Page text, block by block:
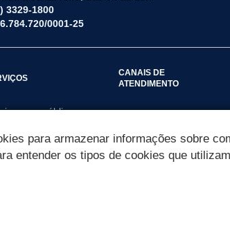
3329-1800
0001-25
por público
CANAIS DE
ATENDIMENTO
para armazenar informações sobre
entender os tipos de cookies que